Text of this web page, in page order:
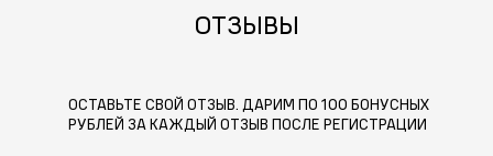
ОТЗЫВЫ
ОСТАВЬТЕ СВОЙ ОТЗЫВ. ДАРИМ ПО 100 БОНУСНЫХ
РУБЛЕЙ ЗА КАЖДЫЙ ОТЗЫВ ПОСЛЕ РЕГИСТРАЦИИ